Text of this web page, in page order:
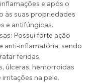
e após o
às suas propriedades
e antifúngicas.
Possui forte ação
anti-inflamatória, sendo
feridas,
úlceras, hemorroidas
na pele.